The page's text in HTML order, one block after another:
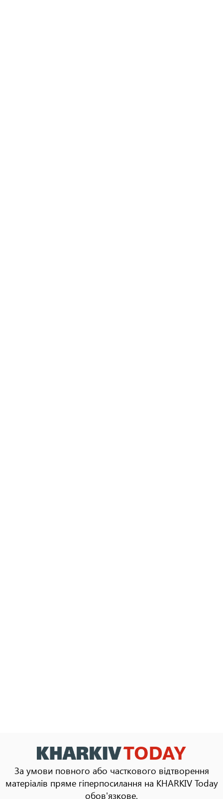
За умови повного або часткового відтворення
матеріалів пряме гіперпосилання на KHARKIV Today
обов'язкове.